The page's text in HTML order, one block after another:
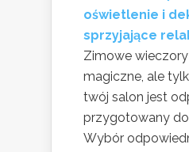
oświetlenie i
sprzyjające
Zimowe
magiczne, ale
twój salon jest
przygotowany do
Wybór